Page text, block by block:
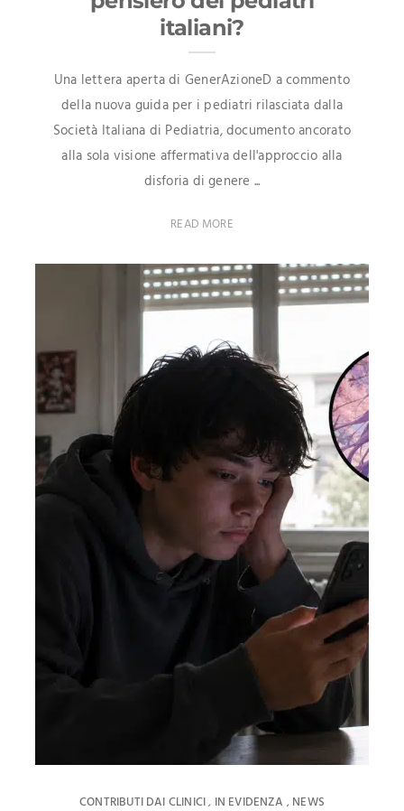
italiani?
Una lettera aperta di GenerAzioneD a commento
della nuova guida per i pediatri rilasciata dalla
Società Italiana di Pediatria, documento ancorato
alla sola visione affermativa dell'approccio alla
disforia di genere ...
READ MORE
CONTRIBUTI DAI CLINICI, IN EVIDENZA , NEWS